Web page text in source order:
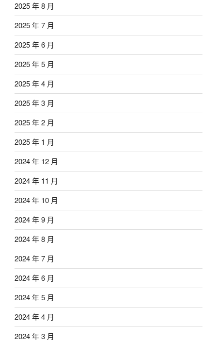
2025 年 8 月
2025 年 7 月
2025 年 6 月
2025 年 5 月
2025 年 4 月
2025 年 3 月
2025 年 2 月
2025 年 1 月
2024 年 12 月
2024 年 11 月
2024 年 10 月
2024 年 9 月
2024 年 8 月
2024 年 7 月
2024 年 6 月
2024 年 5 月
2024 年 4 月
2024 年 3 月